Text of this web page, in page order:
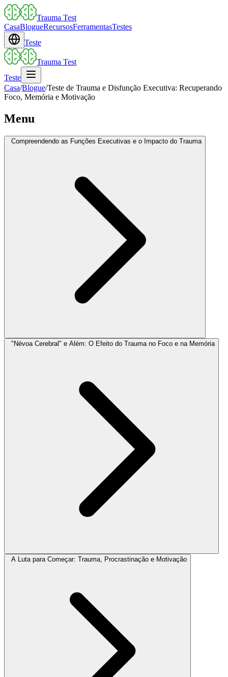
Trauma Test
CasaBlogueRecursosFerramentasTestes
Teste
Trauma Test
Teste
Casa/Blogue/Teste de Trauma e Disfunção Executiva: Recuperando
Foco, Memória e Motivação
Menu
Compreendendo as Funções Executivas e o Impacto do Trauma
"Névoa Cerebral" e Além: O Efeito do Trauma no Foco e na Memória
A Luta para Começar: Trauma, Procrastinação e Motivação